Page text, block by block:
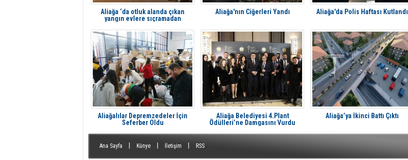
Aliağa ‘da otluk alanda çıkan
yangın evlere sıçramadan
Aliağa'nın Ciğerleri Yandı Aliağa'da Polis Haftası Kutlandı
Aliağalılar Depremzedeler İçin
Seferber Oldu
Aliağa Belediyesi 4.Plant
Ödülleri’ne Damgasını Vurdu
Aliağa’ya İkinci Battı Çıktı
Ana Sayfa Künye İletişim RSS